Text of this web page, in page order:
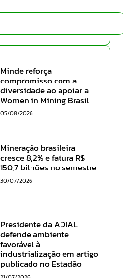
Minde reforça
compromisso com a
diversidade ao apoiar a
Women in Mining Brasil
05/08/2026
Mineração brasileira
cresce 8,2% e fatura R$
150,7 bilhões no semestre
30/07/2026
Presidente da ADIAL
defende ambiente
favorável à
industrialização em artigo
publicado no Estadão